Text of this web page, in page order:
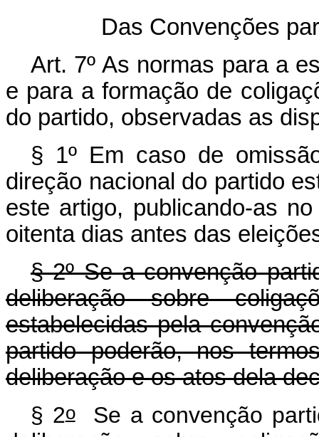
Das Convenções
Art. 7º As normas para a
e para a formação de
do partido, observadas as
§ 1º Em caso de
direção nacional do partido
este artigo, publicando-as
oitenta dias antes das
§ 2º Se a convenção
deliberação sobre
estabelecidas pela
partido poderão, nos
deliberação e os atos dela
§ 2oSe a convenção